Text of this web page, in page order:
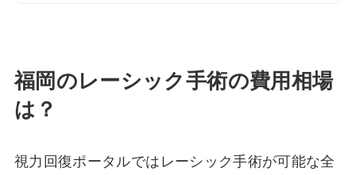
福岡のレーシック手術の費用相場
は？
視力回復ポータルではレーシック手術が可能な全